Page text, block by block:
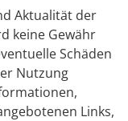
Aktualität der
keine Gewähr
Schäden
Nutzung
Links,